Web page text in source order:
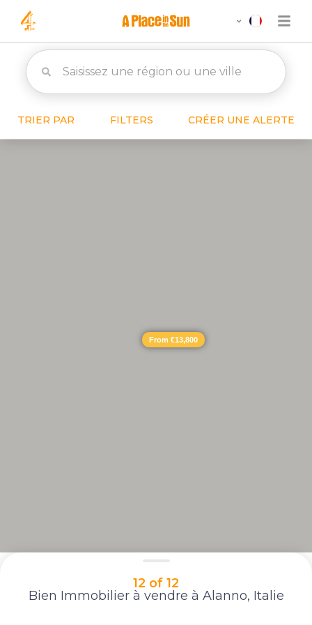
TRIER PAR FILTERS CRÉER UNE ALERTE
From €13,800
12 of 12
Bien Immobilier à vendre à Alanno, Italie